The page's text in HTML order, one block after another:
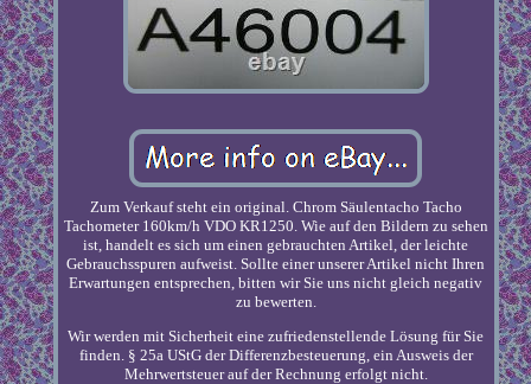
Zum Verkauf steht ein original. Chrom Säulentacho Tacho
Tachometer 160km/h VDO KR1250. Wie auf den Bildern zu sehen
ist, handelt es sich um einen gebrauchten Artikel, der leichte
Gebrauchsspuren aufweist. Sollte einer unserer Artikel nicht Ihren
Erwartungen entsprechen, bitten wir Sie uns nicht gleich negativ
zu bewerten.
Wir werden mit Sicherheit eine zufriedenstellende Lösung für Sie
finden. § 25a UStG der Differenzbesteuerung, ein Ausweis der
Mehrwertsteuer auf der Rechnung erfolgt nicht.